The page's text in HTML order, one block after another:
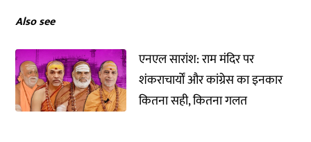
Also see
एनएल सारांश: राम मंदिर पर
शंकराचार्यों और कांग्रेस का इनकार
कितना सही, कितना गलत